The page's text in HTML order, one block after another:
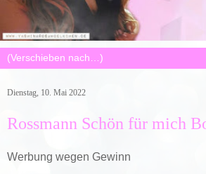
Dienstag, 10. Mai 2022
Rossmann Schön für mich
Werbung wegen Gewinn